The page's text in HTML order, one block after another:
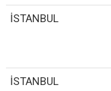
İSTANBUL
İSTANBUL